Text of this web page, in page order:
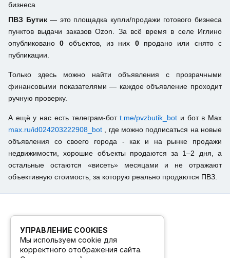
бизнеса
ПВЗ Бутик— это площадка купли/продажи готового бизнеса
пунктов выдачи заказов Ozon. За всё время в селе Иглино
опубликовано0 объектов, из них 0продано или снято с
публикации.
Только здесь можно найти объявления с прозрачными
финансовыми показателями — каждое объявление проходит
ручную проверку.
А ещё у нас есть телеграм-ботt.me/pvzbutik_bot и бот в Max
max.ru/id024203222908_bot
, где можно подписаться на новые
объявления со своего города - как и на рынке продажи
недвижимости, хорошие объекты продаются за 1–2 дня, а
остальные остаются «висеть» месяцами и не отражают
объективную стоимость, за которую реально продаются ПВЗ.
УПРАВЛЕНИЕ COOKIES
Мы используем cookie для
корректного отображения сайта.